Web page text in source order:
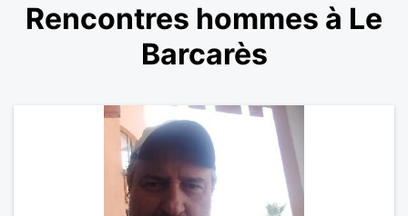
Rencontres hommes à Le
Barcarès